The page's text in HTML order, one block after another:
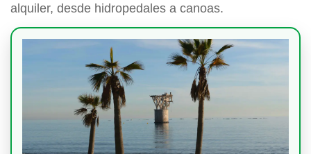
alquiler, desde hidropedales a canoas.